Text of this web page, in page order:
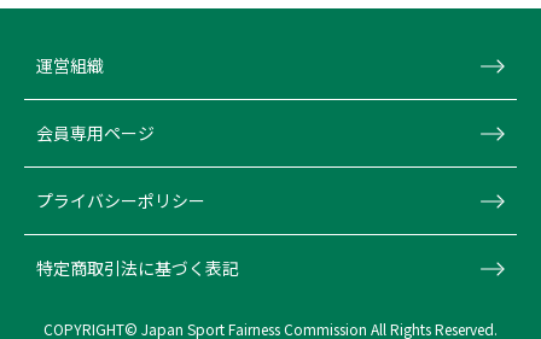
ペ
ー
ジ
送
り
運営組織
会員専用ページ
プライバシーポリシー
特定商取引法に基づく表記
COPYRIGHT© Japan Sport Fairness Commission All Rights Reserved.